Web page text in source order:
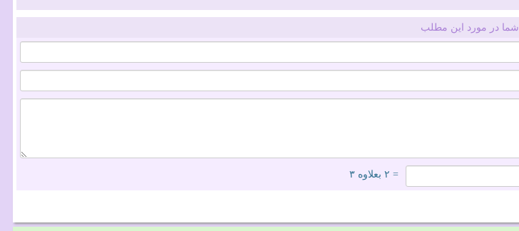
در مورد این مطلب
= ۲ بعلاوه ۳